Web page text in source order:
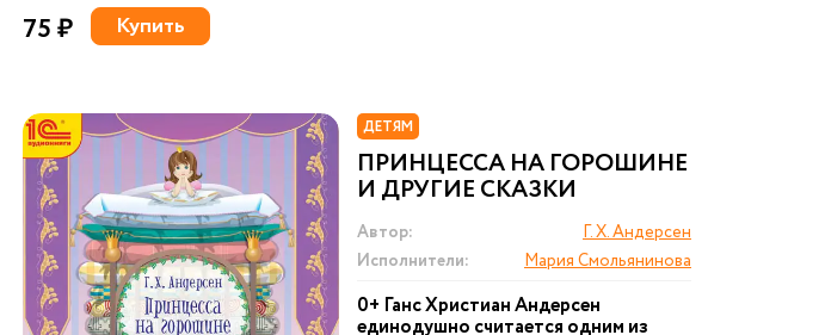
75 ₽ Купить
ДЕТЯМ
ПРИНЦЕССА НА ГОРОШИНЕ
И ДРУГИЕ СКАЗКИ
Автор:
Г. Х. Андерсен
Исполнители:
Мария Смольянинова
0+ Ганс Христиан Андерсен
единодушно считается одним из